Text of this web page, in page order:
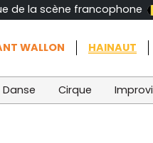
de la scène francophone
WALLON HAINAUT
Danse Cirque